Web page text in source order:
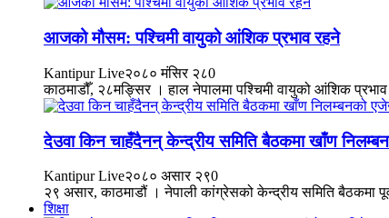
आजको मौसम: पश्चिमी वायुको आंशिक प्रभाव रहने
Kantipur Live२०८० मंसिर २८0
काठमाडौँ, २८मङ्सिर । हाल नेपालमा पश्चिमी वायुको आंशिक
देउवा किन चाहँदैनन् केन्द्रीय समिति बैठकमा खाँण
Kantipur Live२०८० असार २९0
२९ असार, काठमाडौं । नेपाली कांग्रेसको केन्द्रीय समिति बैठकमा
शिक्षा